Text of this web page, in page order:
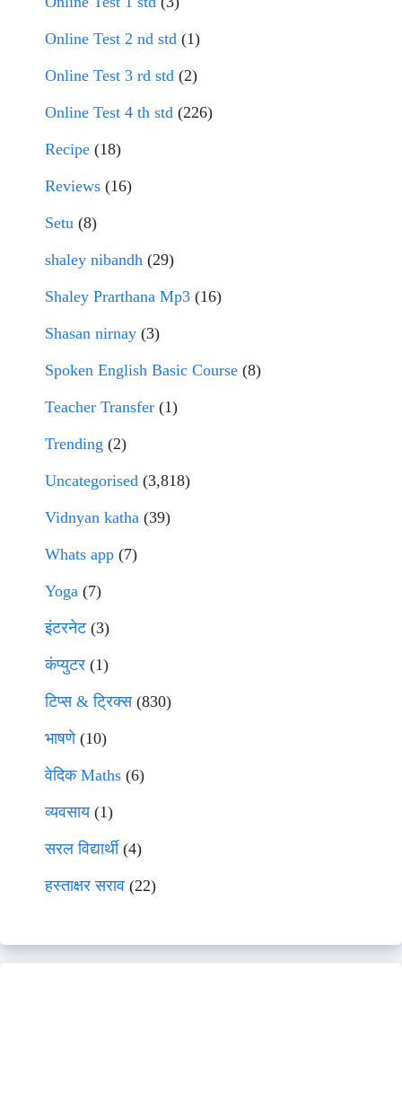
Online Test 2 nd std (1)
Online Test 3 rd std (2)
Online Test 4 th std (226)
Recipe (18)
Reviews (16)
Setu (8)
shaley nibandh (29)
Shaley Prarthana Mp3 (16)
Shasan nirnay (3)
Spoken English Basic Course (8)
Teacher Transfer (1)
Trending (2)
Uncategorised (3,818)
Vidnyan katha (39)
Whats app (7)
Yoga (7)
इंटरनेट(3)
कंप्युटर (1)
टिप्स & ट्रिक्स(830)
भाषणे(10)
वेदिक Maths (6)
व्यवसाय(1)
सरल विद्यार्थी(4)
हस्ताक्षर सराव (22)